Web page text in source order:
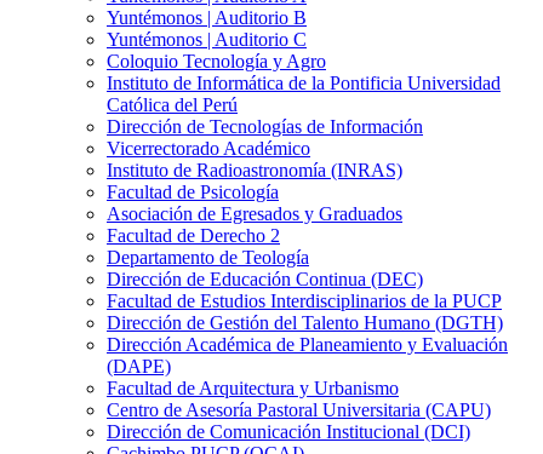
Yuntémonos | Auditorio B
Yuntémonos | Auditorio C
Coloquio Tecnología y Agro
Instituto de Informática de la Pontificia Universidad
Católica del Perú
Dirección de Tecnologías de Información
Vicerrectorado Académico
Instituto de Radioastronomía (INRAS)
Facultad de Psicología
Asociación de Egresados y Graduados
Facultad de Derecho 2
Departamento de Teología
Dirección de Educación Continua (DEC)
Facultad de Estudios Interdisciplinarios de la PUCP
Dirección de Gestión del Talento Humano (DGTH)
Dirección Académica de Planeamiento y Evaluación
(DAPE)
Facultad de Arquitectura y Urbanismo
Centro de Asesoría Pastoral Universitaria (CAPU)
Dirección de Comunicación Institucional (DCI)